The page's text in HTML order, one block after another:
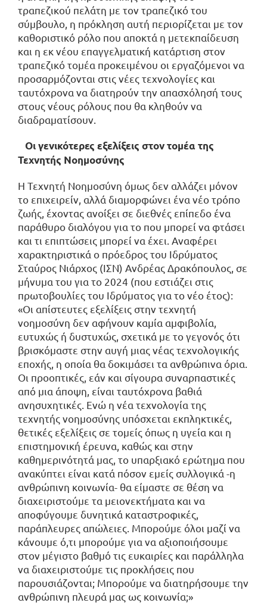
τραπεζικού πελάτη με τον τραπεζικό του
σύμβουλο, η πρόκληση αυτή περιορίζεται με τον
καθοριστικό ρόλο που αποκτά η μετεκπαίδευση
και η εκ νέου επαγγελματική κατάρτιση στον
τραπεζικό τομέα προκειμένου οι εργαζόμενοι να
προσαρμόζονται στις νέες τεχνολογίες και
ταυτόχρονα να διατηρούν την απασχόλησή τους
στους νέους ρόλους που θα κληθούν να
διαδραματίσουν.
Οι γενικότερες εξελίξεις στον τομέα της
Τεχνητής Νοημοσύνης
Η Τεχνητή Νοημοσύνη όμως δεν αλλάζει μόνον
το επιχειρείν, αλλά διαμορφώνει ένα νέο τρόπο
ζωής, έχοντας ανοίξει σε διεθνές επίπεδο ένα
παράθυρο διαλόγου για το που μπορεί να φτάσει
και τι επιπτώσεις μπορεί να έχει. Αναφέρει
χαρακτηριστικά ο πρόεδρος του Ιδρύματος
Σταύρος Νιάρχος (ΙΣΝ) Ανδρέας Δρακόπουλος, σε
μήνυμα του για το 2024 (που εστιάζει στις
πρωτοβουλίες του Ιδρύματος για το νέο έτος):
«Οι απίστευτες εξελίξεις στην τεχνητή
νοημοσύνη δεν αφήνουν καμία αμφιβολία,
ευτυχώς ή δυστυχώς, σχετικά με το γεγονός ότι
βρισκόμαστε στην αυγή μιας νέας τεχνολογικής
εποχής, η οποία θα δοκιμάσει τα ανθρώπινα όρια.
Οι προοπτικές, εάν και σίγουρα συναρπαστικές
από μια άποψη, είναι ταυτόχρονα βαθιά
ανησυχητικές. Ενώ η νέα τεχνολογία της
τεχνητής νοημοσύνης υπόσχεται εκπληκτικές,
θετικές εξελίξεις σε τομείς όπως η υγεία και η
επιστημονική έρευνα, καθώς και στην
καθημερινότητά μας, το υπαρξιακό ερώτημα που
ανακύπτει είναι κατά πόσον εμείς συλλογικά -η
ανθρώπινη κοινωνία- θα είμαστε σε θέση να
διαχειριστούμε τα μειονεκτήματα και να
αποφύγουμε δυνητικά καταστροφικές,
παράπλευρες απώλειες. Μπορούμε όλοι μαζί να
κάνουμε ό,τι μπορούμε για να αξιοποιήσουμε
στον μέγιστο βαθμό τις ευκαιρίες και παράλληλα
να διαχειριστούμε τις προκλήσεις που
παρουσιάζονται; Mπορούμε να διατηρήσουμε την
ανθρώπινη πλευρά μας ως κοινωνία;»